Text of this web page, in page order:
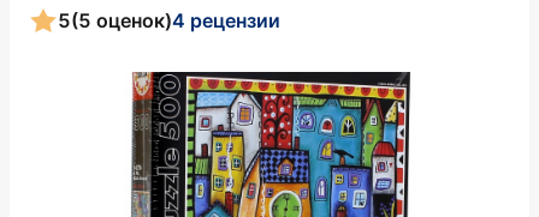
5(5 оценок)4 рецензии